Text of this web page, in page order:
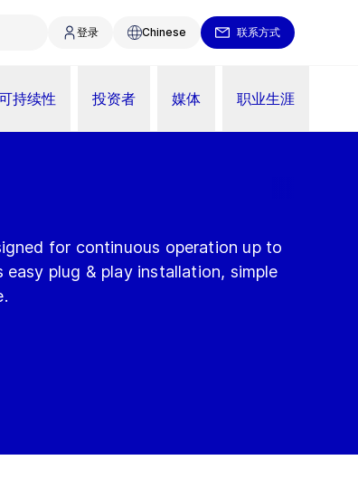
登录 Chinese 联系方式
持续性 投资者 媒体 职业生涯
for continuous operation up to
plug & play installation, simple